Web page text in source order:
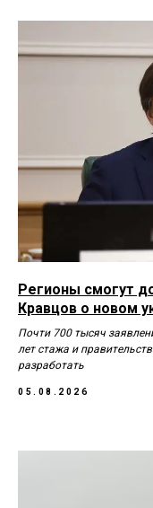
Регионы смогут
Кравцов о новом
Почти 700 тысяч
лет стажа и
разработать
05.08.2026